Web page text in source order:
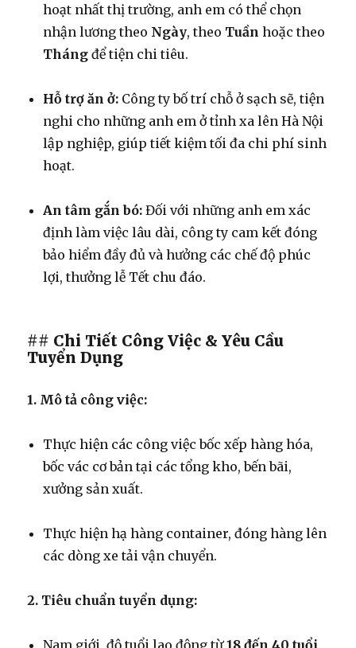
hoạt nhất thị trường, anh em có thể chọn
nhận lương theo Ngày, theo Tuần hoặc theo
Tháng để tiện chi tiêu.
Hỗ trợ ăn ở: Công ty bố trí chỗ ở sạch sẽ, tiện
nghi cho những anh em ở tỉnh xa lên Hà Nội
lập nghiệp, giúp tiết kiệm tối đa chi phí sinh
hoạt.
An tâm gắn bó: Đối với những anh em xác
định làm việc lâu dài, công ty cam kết đóng
bảo hiểm đầy đủ và hưởng các chế độ phúc
lợi, thưởng lễ Tết chu đáo.
## Chi Tiết Công Việc & Yêu Cầu
Tuyển Dụng
1. Mô tả công việc:
Thực hiện các công việc bốc xếp hàng hóa,
bốc vác cơ bản tại các tổng kho, bến bãi,
xưởng sản xuất.
Thực hiện hạ hàng container, đóng hàng lên
các dòng xe tải vận chuyển.
2. Tiêu chuẩn tuyển dụng:
Nam giới, độ tuổi lao động từ18 đến 40 tuổi